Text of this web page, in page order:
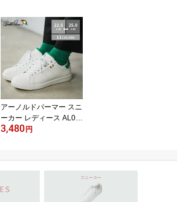
アーノルドパーマー スニ
ーカー レディース AL07
02 軽量 歩きやすい ロー
5.0cm
3,480 円